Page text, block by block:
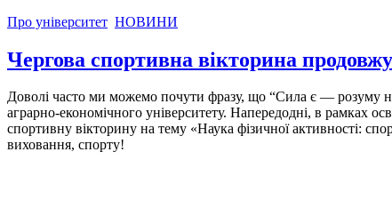
Про університет НОВИНИ
Чергова спортивна вікторина
Доволі часто ми можемо почути фразу, що “Сила є — розуму
аграрно-економічного університету. Напередодні, в рамках
спортивну вікторину на тему «Наука фізичної активності:
виховання, спорту!